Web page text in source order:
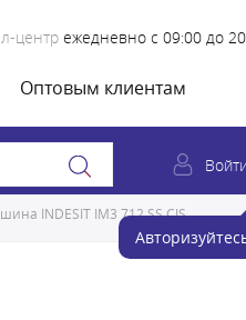
центр ежедневно с 09:00 до
Оптовым клиентам
INDESIT IM3 712 SS CIS